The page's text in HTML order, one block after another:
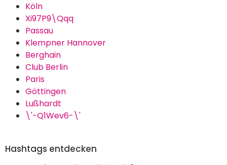
Köln
Xi97P9\Qqq
Passau
Klempner Hannover
Berghain
Club Berlin
Paris
Göttingen
Lußhardt
\'-Q1Wev6-\'
Hashtags entdecken